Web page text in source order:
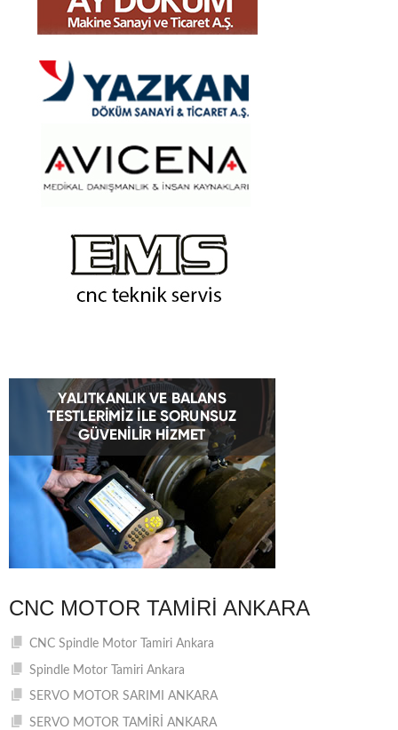
CNC MOTOR TAMIRI ANKARA
CNC Spindle Motor Tamiri Ankara
Spindle Motor Tamiri Ankara
SERVO MOTOR SARIMI ANKARA
SERVO MOTOR TAMİRİ ANKARA